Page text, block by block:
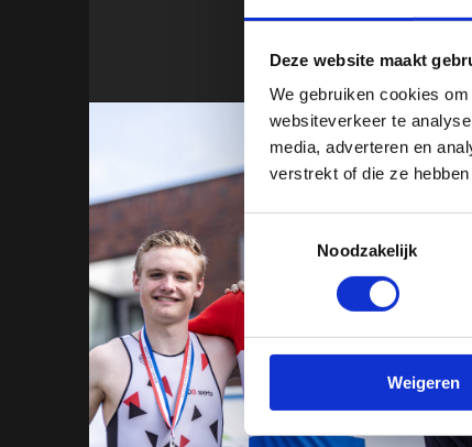
Deze website maakt
We gebruiken cookies
websiteverkeer te
media, adverteren en
verstrekt of die ze
Noodzakelijk
Weigeren